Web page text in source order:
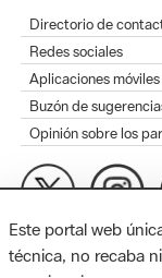
Directorio de
Redes sociales
Aplicaciones móviles
Buzón de
Opinión sobre los
MAPA WEB AVISO LEGAL
Este portal web
técnica, no recaba